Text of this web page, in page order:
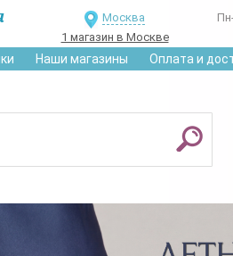
Москва
1 магазин в Москве
Наши магазины Оплата и